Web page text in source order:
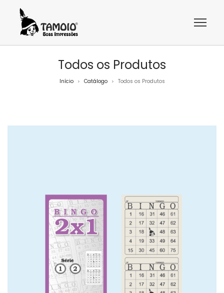
Todos os Produtos
Início > Catálogo > Todos os Produtos